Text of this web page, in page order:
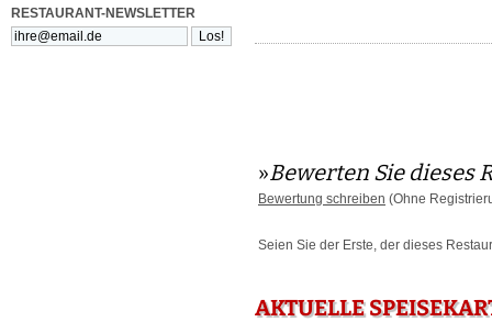
RESTAURANT-NEWSLETTER
»Bewerten Sie dieses
Bewertung schreiben (Ohne
Seien Sie der Erste, der dieses
AKTUELLE